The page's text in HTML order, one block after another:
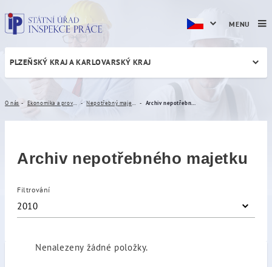
Archiv nepotřebného
PLZEŇSKÝ KRAJ A KARLOVARSKÝ KRAJ
O nás
Archiv nepotřebného majetku
Filtrování
2010
Nenalezeny žádné položky.
MENU